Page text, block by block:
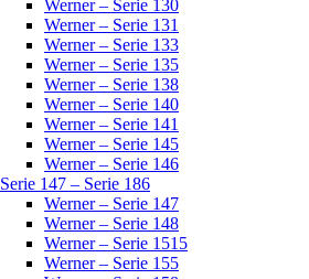
Werner – Serie 130
Werner – Serie 131
Werner – Serie 133
Werner – Serie 135
Werner – Serie 138
Werner – Serie 140
Werner – Serie 141
Werner – Serie 145
Werner – Serie 146
Serie 147 – Serie 186
Werner – Serie 147
Werner – Serie 148
Werner – Serie 1515
Werner – Serie 155